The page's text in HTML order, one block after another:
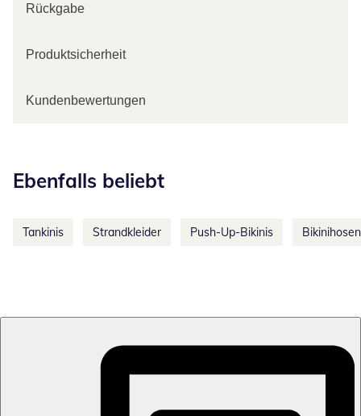
Rückgabe
Produktsicherheit
Kundenbewertungen
Ebenfalls beliebt
Tankinis Strandkleider Push-Up-Bikinis Bikinihosen